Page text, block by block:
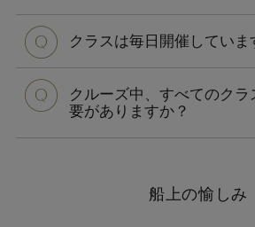
クラスは毎日開催していま
クルーズ中、すべてのク
要がありますか？
船上の愉しみ